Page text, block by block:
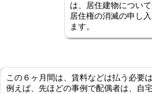
は、居住建物につい
居住権の消滅の申し
ます。
この６ヶ月間は、賃料などは払う必要
例えば、先ほどの事例で配偶者は、自